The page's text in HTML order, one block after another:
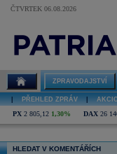
ČTVRTEK 06.08.2026
ZPRAVODAJSTVÍ
PŘEHLED ZPRÁV
PX 2 805,12 1,30% DAX 26
HLEDAT V KOMENTÁŘÍCH